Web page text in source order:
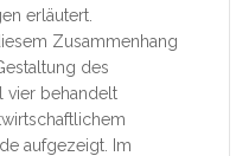
erläutert.
Zusammenhang
des
vier behandelt
aufgezeigt. Im